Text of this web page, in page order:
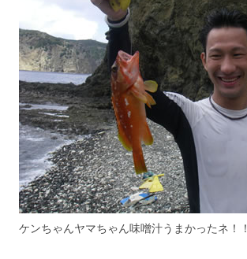
ケンちゃんヤマちゃん味噌汁うまかったネ！！